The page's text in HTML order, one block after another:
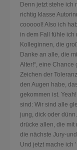
Denn jetzt stehe ich
richtig klasse
coooool! Also ich
in dem Fall fühle ich
Kolleginnen, die
Danke an alle, die
Alter!“, eine
Zeichen der
den Augen habe,
gekommen ist.
sind: Wir sind alle
jung, dick oder
drücke allen, die mit
die nächste Jury-
Und jetzt mache ich